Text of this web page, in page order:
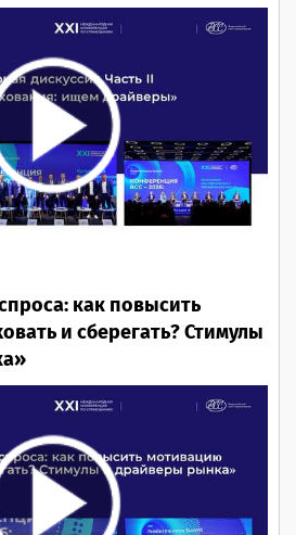
как повысить
и сберегать? Стимулы